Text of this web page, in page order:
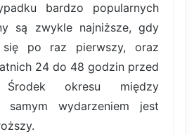
bardzo popularnych
są zwykle najniższe, gdy
po raz pierwszy, oraz
24 do 48 godzin przed
Środek okresu między
samym wydarzeniem jest